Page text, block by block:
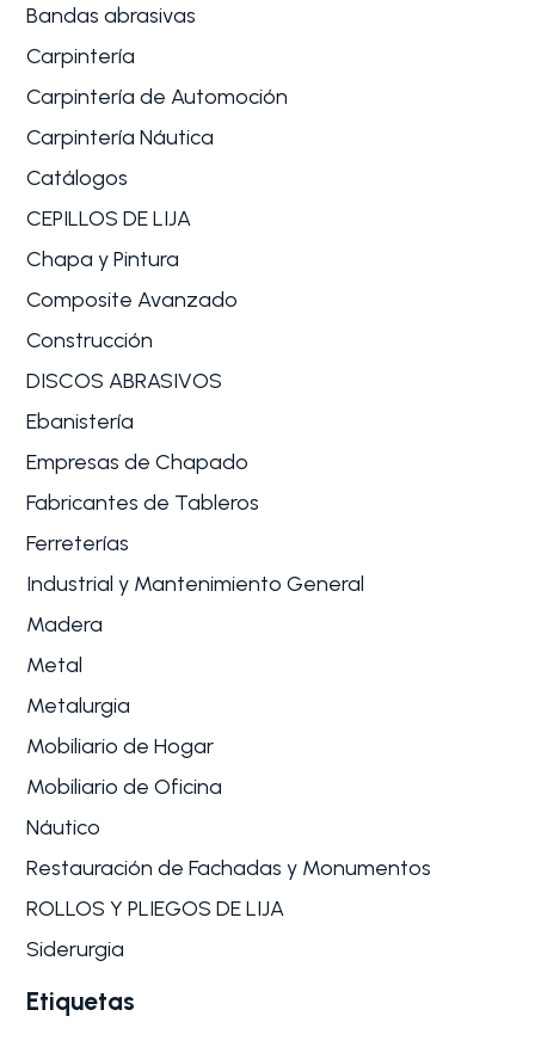
Bandas abrasivas
Carpintería
Carpintería de Automoción
Carpintería Náutica
Catálogos
CEPILLOS DE LIJA
Chapa y Pintura
Composite Avanzado
Construcción
DISCOS ABRASIVOS
Ebanistería
Empresas de Chapado
Fabricantes de Tableros
Ferreterías
Industrial y Mantenimiento General
Madera
Metal
Metalurgia
Mobiliario de Hogar
Mobiliario de Oficina
Náutico
Restauración de Fachadas y Monumentos
ROLLOS Y PLIEGOS DE LIJA
Siderurgia
Etiquetas